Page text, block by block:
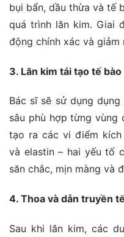
bụi bẩn, dầu thừa và tế
quá trình lăn kim. Giai
động chính xác và giảm
3. Lăn kim tái tạo tế bào
Bác sĩ sẽ sử dụng
sâu phù hợp từng vùng
tạo ra các vi điểm
và elastin – hai yếu tố
săn chắc, mịn màng và
4. Thoa và dẫn truyền
Sau khi lăn kim, các